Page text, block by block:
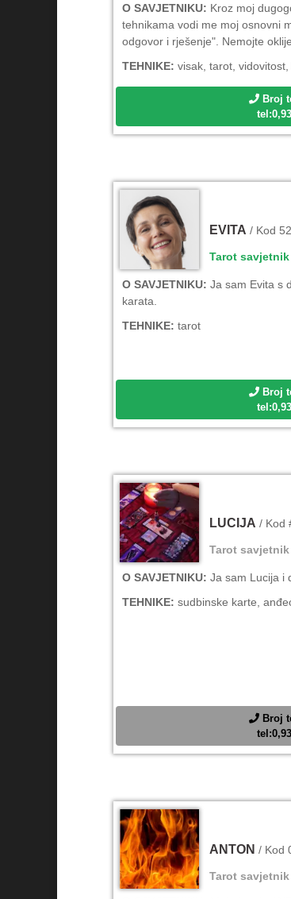
O SAVJETNIKU: Kroz moj
tehnikama vodi me moj osnovni
odgovor i rješenje". Nemojte
TEHNIKE: visak, tarot,
Broj
EVITA / Kod 52
Tarot
O SAVJETNIKU: Ja sam Evita s
karata.
TEHNIKE: tarot
Broj
LUCIJA / Kod
Tarot
O SAVJETNIKU: Ja sam Lucija i
TEHNIKE: sudbinske karte,
Broj
ANTON / Kod
Tarot